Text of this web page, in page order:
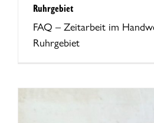
Ruhrgebiet
FAQ – Zeitarbeit im
Ruhrgebiet